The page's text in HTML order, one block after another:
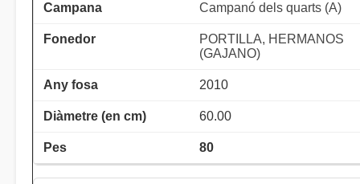
Campanó dels quarts (A)
PORTILLA, HERMANOS
(GAJANO)
2010
60.00
80